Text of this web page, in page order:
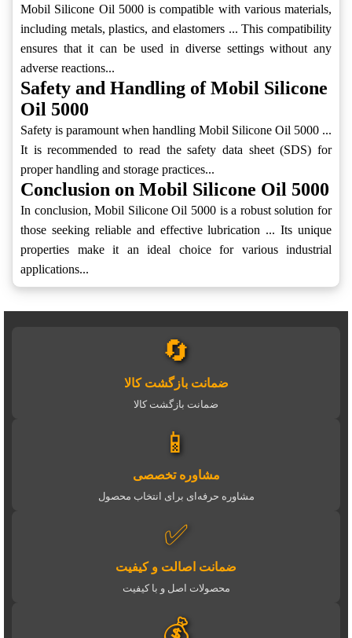
Mobil Silicone Oil 5000 is compatible with various materials,
including metals, plastics, and elastomers ... This compatibility
ensures that it can be used in diverse settings without any
adverse reactions...
Safety and Handling of Mobil Silicone
Oil 5000
Safety is paramount when handling Mobil Silicone Oil 5000 ...
It is recommended to read the safety data sheet (SDS) for
proper handling and storage practices...
Conclusion on Mobil Silicone Oil 5000
In conclusion, Mobil Silicone Oil 5000 is a robust solution for
those seeking reliable and effective lubrication ... Its unique
properties make it an ideal choice for various industrial
applications...
🔄
ضمانت بازگشت کالا
ضمانت بازگشت کالا
📱
مشاوره تخصصی
مشاوره حرفه‌ای برای انتخاب محصول
✅
ضمانت اصالت و کیفیت
محصولات اصل و با کیفیت
💰